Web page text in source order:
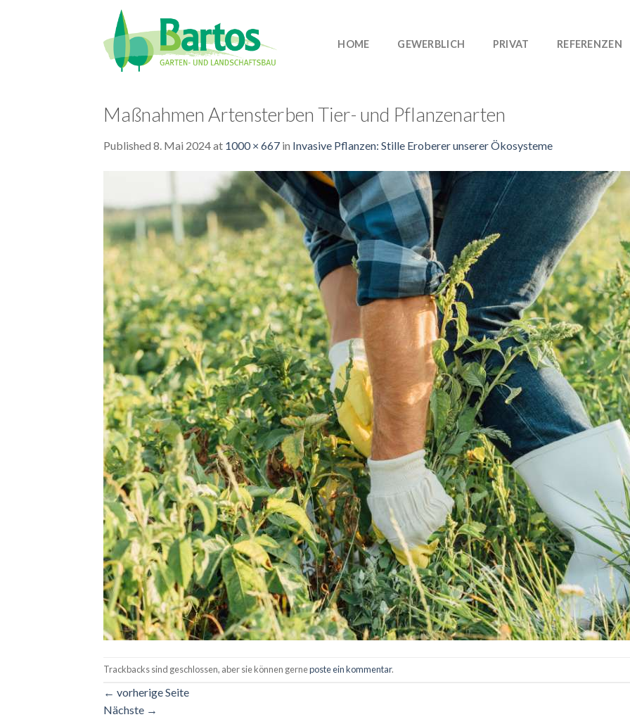
HOME GEWERBLICH PRIVAT REFERENZEN
Maßnahmen Artensterben Tier- und Pflanzenarten
Published 8. Mai 2024at 1000 × 667 in Invasive Pflanzen: Stille Eroberer unserer Ökosysteme
Trackbacks sind geschlossen, aber sie können gerneposte ein kommentar.
← vorherige Seite
Nächste →